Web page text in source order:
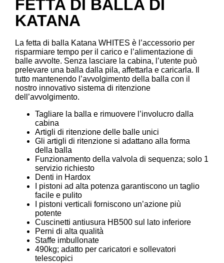
FETTA DI BALLA DI
KATANA
La fetta di balla Katana WHITES è l’accessorio per
risparmiare tempo per il carico e l’alimentazione di
balle avvolte. Senza lasciare la cabina, l’utente può
prelevare una balla dalla pila, affettarla e caricarla. Il
tutto mantenendo l’avvolgimento della balla con il
nostro innovativo sistema di ritenzione
dell’avvolgimento.
Tagliare la balla e rimuovere l’involucro dalla
cabina
Artigli di ritenzione delle balle unici
Gli artigli di ritenzione si adattano alla forma
della balla
Funzionamento della valvola di sequenza; solo 1
servizio richiesto
Denti in Hardox
I pistoni ad alta potenza garantiscono un taglio
facile e pulito
I pistoni verticali forniscono un’azione più
potente
Cuscinetti antiusura HB500 sul lato inferiore
Perni di alta qualità
Staffe imbullonate
490kg; adatto per caricatori e sollevatori
telescopici